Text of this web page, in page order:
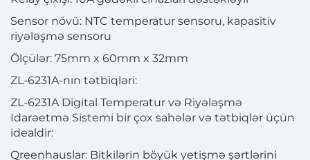
Sensor növü: NTC temperatur sensoru, kapasitiv
riyələşmə sensoru
Ölçülər: 75mm x 60mm x 32mm
ZL-6231A-nın tətbiqləri:
ZL-6231A Digital Temperatur və Riyələşmə
Idarəetmə Sistemi bir çox sahələr və tətbiqlər üçün
idealdir:
Qreenhauslar: Bitkilərin böyük yetişmə şərtlərini